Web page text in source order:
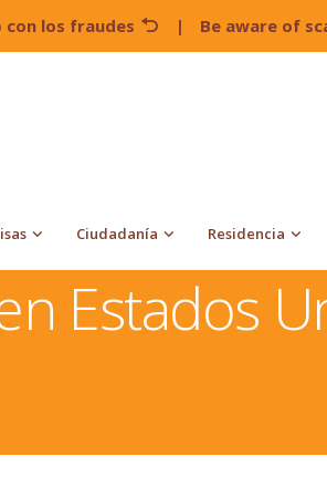
con los fraudes | Be aware of
Ciudadanía Residencia
publica en Estados Unidos
Estados